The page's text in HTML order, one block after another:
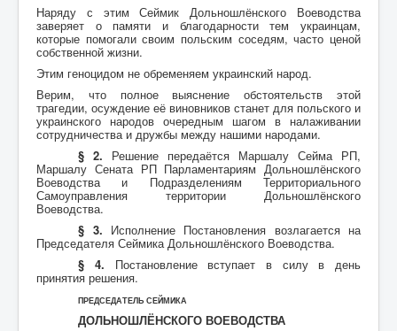
Наряду с этим Сеймик Дольношлёнского Воеводства
заверяет о памяти и благодарности тем украинцам,
которые помогали своим польским соседям, часто ценой
собственной жизни.
Этим геноцидом не обременяем украинский народ.
Верим, что полное выяснение обстоятельств этой
трагедии, осуждение её виновников станет для польского и
украинского народов очередным шагом в налаживании
сотрудничества и дружбы между нашими народами.
§ 2. Решение передаётся Маршалу Сейма РП,
Маршалу Сената РП Парламентариям Дольношлёнского
Воеводства и Подразделениям Территориального
Самоуправления территории Дольношлёнского
Воеводства.
§ 3. Исполнение Постановления возлагается на
Председателя Сеймика Дольношлёнского Воеводства.
§ 4. Постановление вступает в силу в день
принятия решения.
ПРЕДСЕДАТЕЛЬ СЕЙМИКА
ДОЛЬНОШЛЁНСКОГО ВОЕВОДСТВА